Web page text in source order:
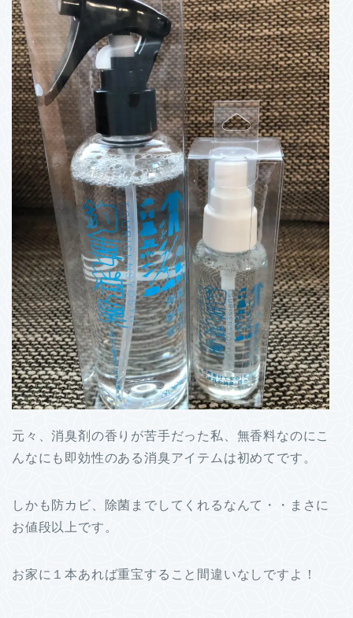
元々、消臭剤の香りが苦手だった私、無香料なのにこ
んなにも即効性のある消臭アイテムは初めてです。
しかも防カビ、除菌までしてくれるなんて・・まさに
お値段以上です。
お家に１本あれば重宝すること間違いなしですよ！